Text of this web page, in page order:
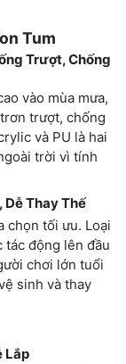
Tum
Trượt, Chống
vào mùa mưa,
trượt, chống
và PU là hai
trời vì tính
Dễ Thay Thế
chọn tối ưu. Loại
tác động lên đầu
chơi lớn tuổi
sinh và thay
Lắp